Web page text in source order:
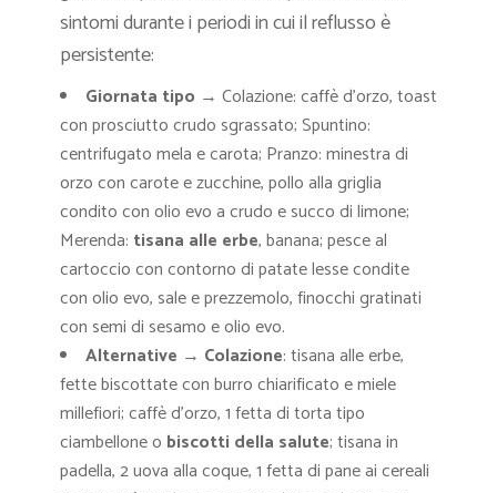
sintomi durante i periodi in cui il reflusso è
persistente:
Giornata tipo → Colazione: caffè d’orzo, toast
con prosciutto crudo sgrassato; Spuntino:
centrifugato mela e carota; Pranzo: minestra di
orzo con carote e zucchine, pollo alla griglia
condito con olio evo a crudo e succo di limone;
Merenda: tisana alle erbe, banana; pesce al
cartoccio con contorno di patate lesse condite
con olio evo, sale e prezzemolo, finocchi gratinati
con semi di sesamo e olio evo.
Alternative → Colazione: tisana alle erbe,
fette biscottate con burro chiarificato e miele
millefiori; caffè d’orzo, 1 fetta di torta tipo
ciambellone o biscotti della salute; tisana in
padella, 2 uova alla coque, 1 fetta di pane ai cereali